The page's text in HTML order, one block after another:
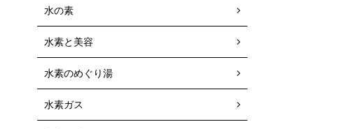
水の素
水素と美容
水素のめぐり湯
水素ガス